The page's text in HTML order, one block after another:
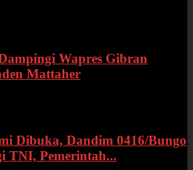
Wapres Gibran
Mattaher
Dibuka, Dandim 0416/Bungo
TNI, Pemerintah...